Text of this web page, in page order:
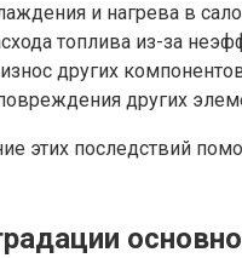
и нагрева в
топлива из-за
других
других
этих последствий